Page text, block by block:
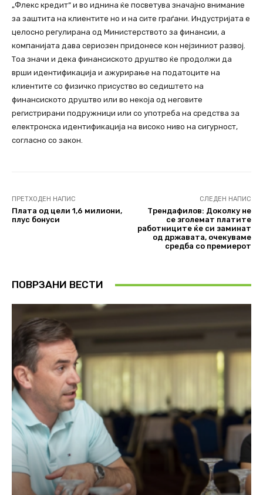
„Флекс кредит“ и во иднина ќе посветува значајно внимание
за заштита на клиентите но и на сите граѓани. Индустријата е
целосно регулирана од Министерството за финансии, а
компанијата дава сериозен придонесе кон нејзиниот развој.
Тоа значи и дека финансиското друштво ќе продолжи да
врши идентификација и ажурирање на податоците на
клиентите со физичко присуство во седиштето на
финансиското друштво или во некоја од неговите
регистрирани подружници или со употреба на средства за
електронска идентификација на високо ниво на сигурност,
согласно со закон.
ПРЕТХОДЕН НАПИС
Плата од цели 1,6 милиони,
плус бонуси
СЛЕДЕН НАПИС
Трендафилов: Доколку не
се зголемат платите
работниците ќе си заминат
од државата, очекуваме
средба со премиерот
ПОВРЗАНИ ВЕСТИ